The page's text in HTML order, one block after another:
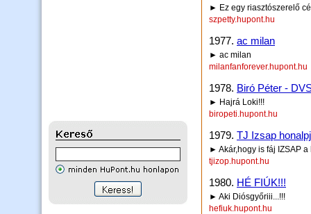
► Ez egy riasztószerelő
szpetty.hupont.hu
1977. ac milan
► ac milan
milanfanforever.hupont.hu
1978. Biró Péter -
► Hajrá Loki!!!
biropeti.hupont.hu
1979. TJ Izsap
► Akár,hogy is fáj IZSAP a
tjizop.hupont.hu
1980. HÉ FIÚK!!!
► Aki Diósgyőriii...!!!
hefiuk.hupont.hu